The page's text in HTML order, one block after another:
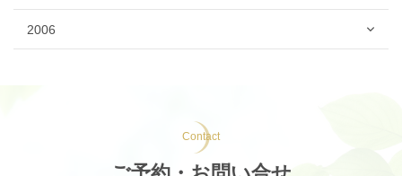
2006
Contact